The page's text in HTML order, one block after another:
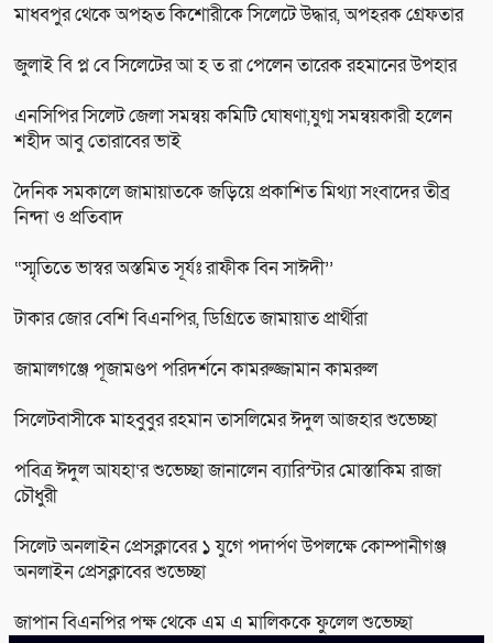
মাধবপুর থেকে অপহৃত কিশোরীকে সিলেটে উদ্ধার, অপহরক গ্রেফতার
জুলাই বি প্ল বে সিলেটের আ হ ত রা পেলেন তারেক রহমানের উপহার
এনসিপির সিলেট জেলা সমন্বয় কমিটি ঘোষণা,যুগ্ম সমন্বয়কারী হলেন
শহীদ আবু তোরাবের ভাই
দৈনিক সমকালে জামায়াতকে জড়িয়ে প্রকাশিত মিথ্যা সংবাদের তীব্র
নিন্দা ও প্রতিবাদ
“স্মৃতিতে ভাস্বর অস্তমিত সূর্যঃ রাফীক বিন সাঈদী’’
টাকার জোর বেশি বিএনপির, ডিগ্রিতে জামায়াত প্রার্থীরা
জামালগঞ্জে পূজামণ্ডপ পরিদর্শনে কামরুজ্জামান কামরুল
সিলেটবাসীকে মাহবুবুর রহমান তাসলিমের ঈদুল আজহার শুভেচ্ছা
পবিত্র ঈদুল আযহা‘র শুভেচ্ছা জানালেন ব্যারিস্টার মোস্তাকিম রাজা
চৌধুরী
সিলেট অনলাইন প্রেসক্লাবের ১ যুগে পদার্পণ উপলক্ষে কোম্পানীগঞ্জ
অনলাইন প্রেসক্লাবের শুভেচ্ছা
জাপান বিএনপির পক্ষ থেকে এম এ মালিককে ফুলেল শুভেচ্ছা